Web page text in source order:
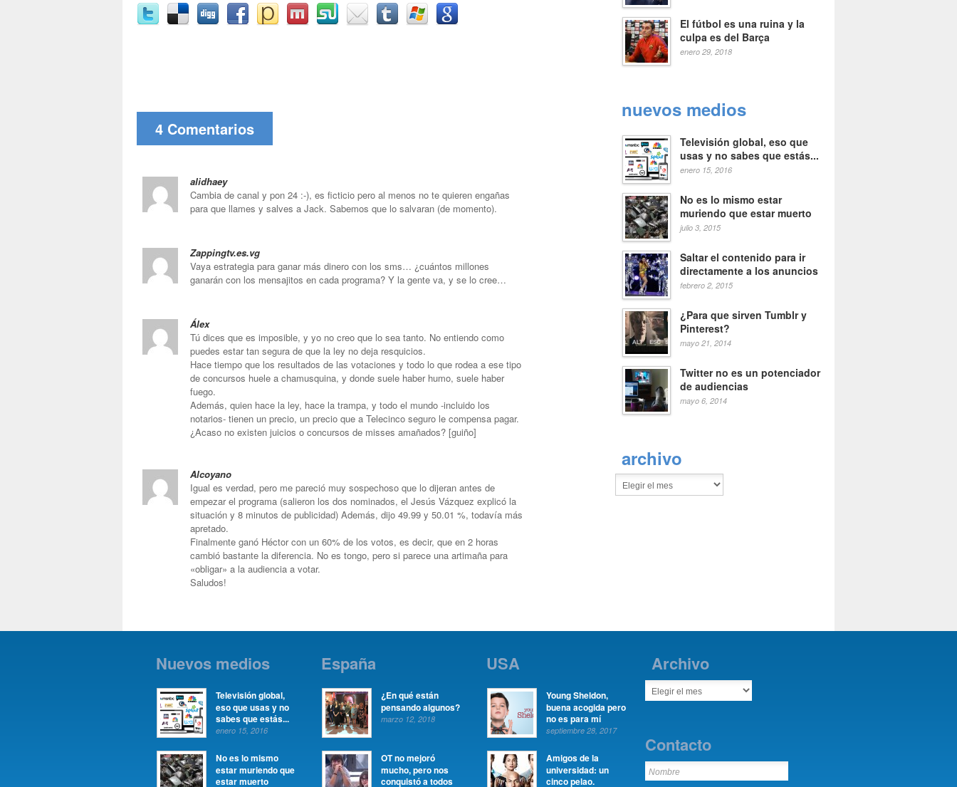
4 Comentarios
alidhaey
Cambia de canal y pon 24 :-), es ficticio pero al menos no te quieren engañas
para que llames y salves a Jack. Sabemos que lo salvaran (de momento).
Zappingtv.es.vg
Vaya estrategia para ganar más dinero con los sms… ¿cuántos millones
ganarán con los mensajitos en cada programa? Y la gente va, y se lo cree…
Álex
Tú dices que es imposible, y yo no creo que lo sea tanto. No entiendo como
puedes estar tan segura de que la ley no deja resquicios.
Hace tiempo que los resultados de las votaciones y todo lo que rodea a ese tipo
de concursos huele a chamusquina, y donde suele haber humo, suele haber
fuego.
Además, quien hace la ley, hace la trampa, y todo el mundo -incluido los
notarios- tienen un precio, un precio que a Telecinco seguro le compensa pagar.
¿Acaso no existen juicios o concursos de misses amañados? [guiño]
Alcoyano
Igual es verdad, pero me pareció muy sospechoso que lo dijeran antes de
empezar el programa (salieron los dos nominados, el Jesús Vázquez explicó la
situación y 8 minutos de publicidad) Además, dijo 49.99 y 50.01 %, todavía más
apretado.
Finalmente ganó Héctor con un 60% de los votos, es decir, que en 2 horas
cambió bastante la diferencia. No es tongo, pero si parece una artimaña para
«obligar» a la audiencia a votar.
Saludos!
El fútbol es una ruina y la
culpa es del Barça
enero 29, 2018
nuevos medios
Televisión global, eso que
usas y no sabes que estás...
enero 15, 2016
No es lo mismo estar
muriendo que estar muerto
julio 3, 2015
Saltar el contenido para ir
directamente a los anuncios
febrero 2, 2015
¿Para que sirven Tumblr y
Pinterest?
mayo 21, 2014
Twitter no es un potenciador
de audiencias
mayo 6, 2014
archivo
Nuevos medios
Televisión global,
eso que usas y no
sabes que estás...
enero 15, 2016
No es lo mismo
estar muriendo que
estar muerto
España
¿En qué están
pensando algunos?
marzo 12, 2018
OT no mejoró
mucho, pero nos
conquistó a todos
USA
Young Sheldon,
buena acogida pero
no es para mí
septiembre 28, 2017
Amigos de la
universidad: un
cinco pelao.
Archivo
Contacto